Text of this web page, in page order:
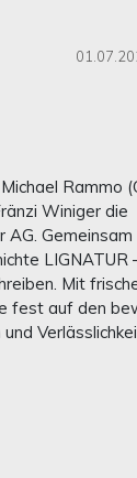
Rammo
Winiger die
Gemeinsam
LIGNATUR
Mit
fest auf den